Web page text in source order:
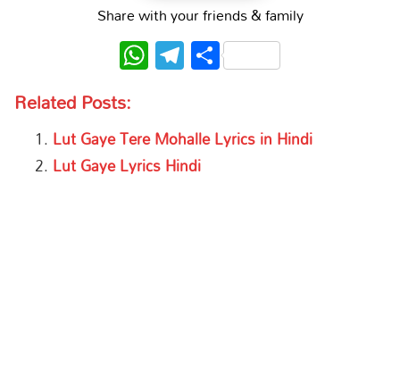
Share with your friends & family
WhatsApp
Telegram
Share
Related Posts:
Lut Gaye Tere Mohalle Lyrics in Hindi
Lut Gaye Lyrics Hindi